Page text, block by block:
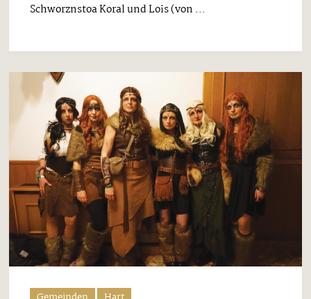
Schworznstoa Koral und Lois (von ...